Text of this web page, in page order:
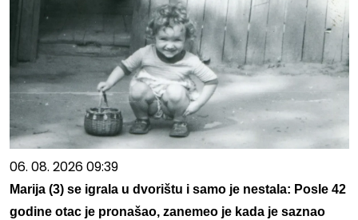
06. 08. 2026 09:39
Marija (3) se igrala u dvorištu i samo je nestala: Posle 42
godine otac je pronašao, zanemeo je kada je saznao